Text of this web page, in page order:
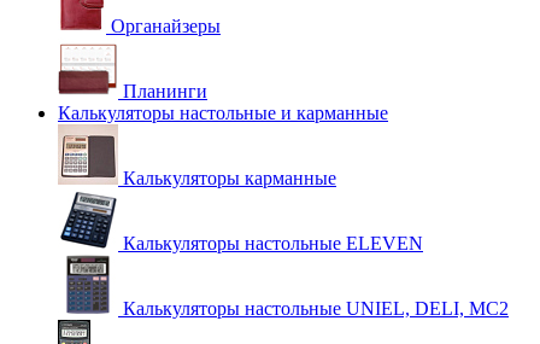
Органайзеры
Планинги
Калькуляторы настольные и карманные
Калькуляторы карманные
Калькуляторы настольные ELEVEN
Калькуляторы настольные UNIEL, DELI, MC2